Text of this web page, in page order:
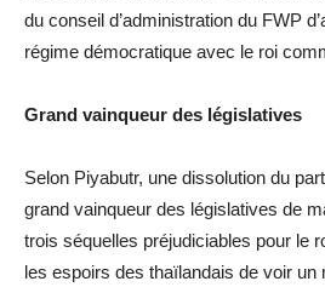
du conseil d’administration du FWP
régime démocratique avec le roi
Grand vainqueur des législatives
Selon Piyabutr, une dissolution du
grand vainqueur des législatives de
trois séquelles préjudiciables pour le
les espoirs des thaïlandais de voir un